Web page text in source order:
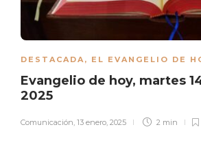
DESTACADA, EL EVANGELIO DE
Evangelio de hoy, martes
2025
Comunicación, 13 enero, 2025 2 min